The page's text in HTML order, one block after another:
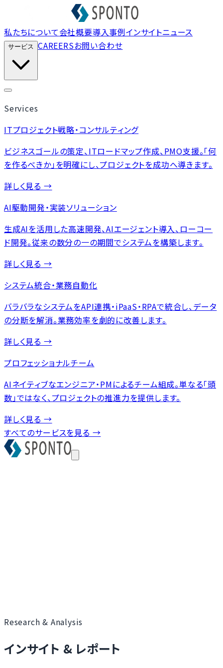
私たちについて会社概要導入事例インサイトニュース
サービス CAREERSお問い合わせ
Services
ITプロジェクト戦略・コンサルティング
ビジネスゴールの策定、ITロードマップ作成、PMO支援。「何
を作るべきか」を明確にし、プロジェクトを成功へ導きます。
詳しく見る →
AI駆動開発・実装ソリューション
生成AIを活用した高速開発、AIエージェント導入、ローコー
ド開発。従来の数分の一の期間でシステムを構築します。
詳しく見る →
システム統合・業務自動化
バラバラなシステムをAPI連携・iPaaS・RPAで統合し、データ
の分断を解消。業務効率を劇的に改善します。
詳しく見る →
プロフェッショナルチーム
AIネイティブなエンジニア・PMによるチーム組成。単なる「頭
数」ではなく、プロジェクトの推進力を提供します。
詳しく見る →
すべてのサービスを見る →
Research & Analysis
インサイト & レポート